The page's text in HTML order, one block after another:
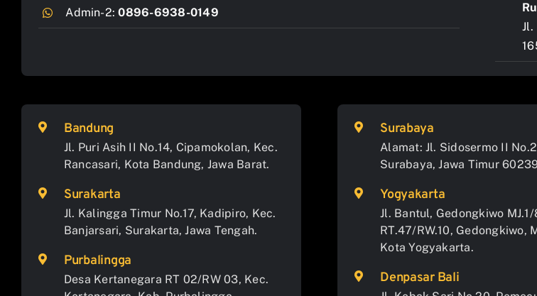
Admin-2:0896-6938-0149
Jl.
Bandung
Jl. Puri Asih II No.14, Cipamokolan, Kec.
Rancasari, Kota Bandung, Jawa Barat.
Surakarta
Jl. Kalingga Timur No.17, Kadipiro, Kec.
Banjarsari, Surakarta, Jawa Tengah.
Purbalingga
Desa Kertanegara RT 02/RW 03, Kec.
Surabaya
Alamat: Jl. Sidosermo II
Surabaya, Jawa Timur
Yogyakarta
Jl. Bantul, Gedongkiwo MJ.1/
RT.47/RW.10, Gedongkiwo,
Kota Yogyakarta.
Denpasar Bali